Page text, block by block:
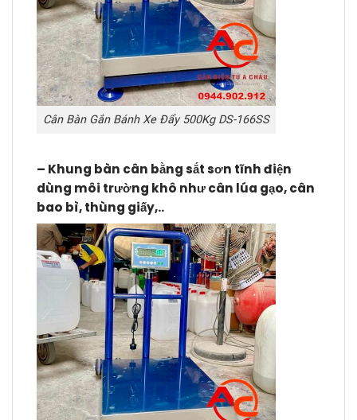
Cân Bàn Gắn Bánh Xe Đẩy 500Kg DS-166SS
– Khung bàn cân bằng sắt sơn tĩnh điện
dùng môi trường khô như cân lúa gạo, cân
bao bì, thùng giấy,..